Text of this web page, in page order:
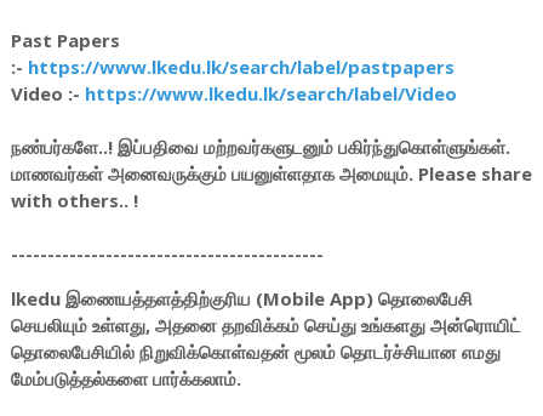
Past Papers
:- https://www.lkedu.lk/search/label/pastpapers
Video :- https://www.lkedu.lk/search/label/Video
நண்பர்களே..! இப்பதிவை மற்றவர்களுடனும் பகிர்ந்துகொள்ளுங்கள்.
மாணவர்கள் அனைவருக்கும் பயனுள்ளதாக அமையும். Please share
with others.. !
-------------------------------------------
lkedu இணையத்தளத்திற்குரிய (Mobile App) தொலைபேசி
செயலியும் உள்ளது, அதனை தறவிக்கம் செய்து உங்களது அன்ரொயிட்
தொலைபேசியில் நிறுவிக்கொள்வதன் மூலம் தொடர்ச்சியான எமது
மேம்படுத்தல்களை பார்க்கலாம்.